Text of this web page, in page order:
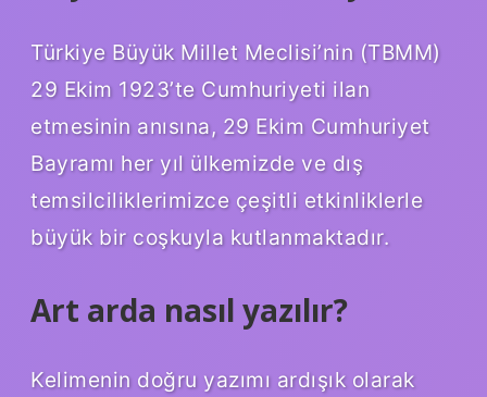
Türkiye Büyük Millet Meclisi’nin (TBMM)
29 Ekim 1923’te Cumhuriyeti ilan
etmesinin anısına, 29 Ekim Cumhuriyet
Bayramı her yıl ülkemizde ve dış
temsilciliklerimizce çeşitli etkinliklerle
büyük bir coşkuyla kutlanmaktadır.
Art arda nasıl yazılır?
Kelimenin doğru yazımı ardışık olarak